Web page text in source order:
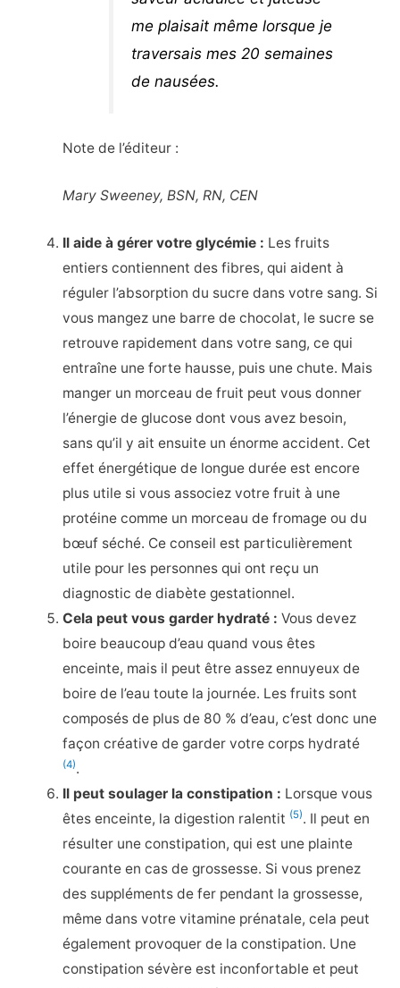
me plaisait même lorsque je
traversais mes 20 semaines
de nausées.
Note de l’éditeur :
Mary Sweeney, BSN, RN, CEN
Il aide à gérer votre glycémie : Les fruits
entiers contiennent des fibres, qui aident à
réguler l’absorption du sucre dans votre sang. Si
vous mangez une barre de chocolat, le sucre se
retrouve rapidement dans votre sang, ce qui
entraîne une forte hausse, puis une chute. Mais
manger un morceau de fruit peut vous donner
l’énergie de glucose dont vous avez besoin,
sans qu’il y ait ensuite un énorme accident. Cet
effet énergétique de longue durée est encore
plus utile si vous associez votre fruit à une
protéine comme un morceau de fromage ou du
bœuf séché. Ce conseil est particulièrement
utile pour les personnes qui ont reçu un
diagnostic de diabète gestationnel.
Cela peut vous garder hydraté : Vous devez
boire beaucoup d’eau quand vous êtes
enceinte, mais il peut être assez ennuyeux de
boire de l’eau toute la journée. Les fruits sont
composés de plus de 80 % d’eau, c’est donc une
façon créative de garder votre corps hydraté
(4).
Il peut soulager la constipation : Lorsque vous
êtes enceinte, la digestion ralentit (5). Il peut en
résulter une constipation, qui est une plainte
courante en cas de grossesse. Si vous prenez
des suppléments de fer pendant la grossesse,
même dans votre vitamine prénatale, cela peut
également provoquer de la constipation. Une
constipation sévère est inconfortable et peut